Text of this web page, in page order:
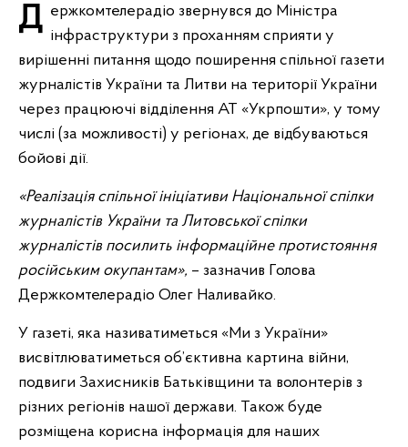
Держкомтелерадіо звернувся до Міністра інфраструктури з проханням сприяти у
вирішенні питання щодо поширення спільної газети
журналістів України та Литви на території України
через працюючі відділення АТ «Укрпошти», у тому
числі (за можливості) у регіонах, де відбуваються
бойові дії.
«Реалізація спільної ініціативи Національної спілки
журналістів України та Литовської спілки
журналістів посилить інформаційне протистояння
російським окупантам», – зазначив Голова
Держкомтелерадіо Олег Наливайко.
У газеті, яка називатиметься «Ми з України»
висвітлюватиметься об’єктивна картина війни,
подвиги Захисників Батьківщини та волонтерів з
різних регіонів нашої держави. Також буде
розміщена корисна інформація для наших